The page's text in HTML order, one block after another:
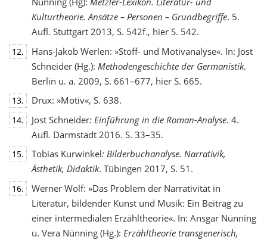
Kulturtheorie. Ansätze – Personen – Grundbegriffe. 5.
Aufl. Stuttgart 2013, S. 542f., hier S. 542.
12.
Hans-Jakob Werlen: »Stoff- und Motivanalyse«. In: Jost
Schneider (Hg.): Methodengeschichte der Germanistik.
Berlin u. a. 2009, S. 661–677, hier S. 665.
13. Drux: »Motiv«, S. 638.
14. Jost Schneider: Einführung in die Roman-Analyse. 4.
Aufl. Darmstadt 2016. S. 33–35.
15. Tobias Kurwinkel: Bilderbuchanalyse. Narrativik,
Ästhetik, Didaktik. Tübingen 2017, S. 51.
16.
Werner Wolf: »Das Problem der Narrativität in
Literatur, bildender Kunst und Musik: Ein Beitrag zu
einer intermedialen Erzähltheorie«. In: Ansgar Nünning
u. Vera Nünning (Hg.): Erzähltheorie transgenerisch,